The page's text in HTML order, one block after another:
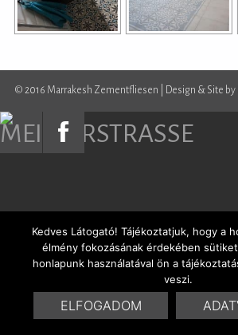
© 2016 Marrakesh Zementfliesen | Design & Site by
Kedves Látogató! Tájékoztatjuk, hogy a
élmény fokozásának érdekében
honlapunk használatával ön a
veszi.
ELFOGADOM